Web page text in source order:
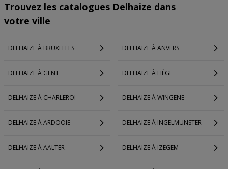
Trouvez les catalogues Delhaize dans
votre ville
DELHAIZE À BRUXELLES DELHAIZE À ANVERS
DELHAIZE À GENT DELHAIZE À LIÈGE
DELHAIZE À CHARLEROI DELHAIZE À WINGENE
DELHAIZE À ARDOOIE DELHAIZE À INGELMUNSTER
DELHAIZE À AALTER DELHAIZE À IZEGEM